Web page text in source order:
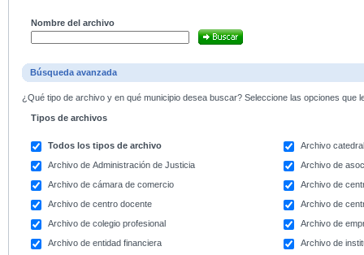
Nombre del archivo
Búsqueda avanzada
¿Qué tipo de archivo y en qué municipio desea buscar? Seleccione las opciones que
Tipos de archivos
Todos los tipos de archivo
Archivo
Archivo de Administración de Justicia
Archivo de
Archivo de cámara de comercio
Archivo de
Archivo de centro docente
Archivo de
Archivo de colegio profesional
Archivo de
Archivo de entidad financiera
Archivo de